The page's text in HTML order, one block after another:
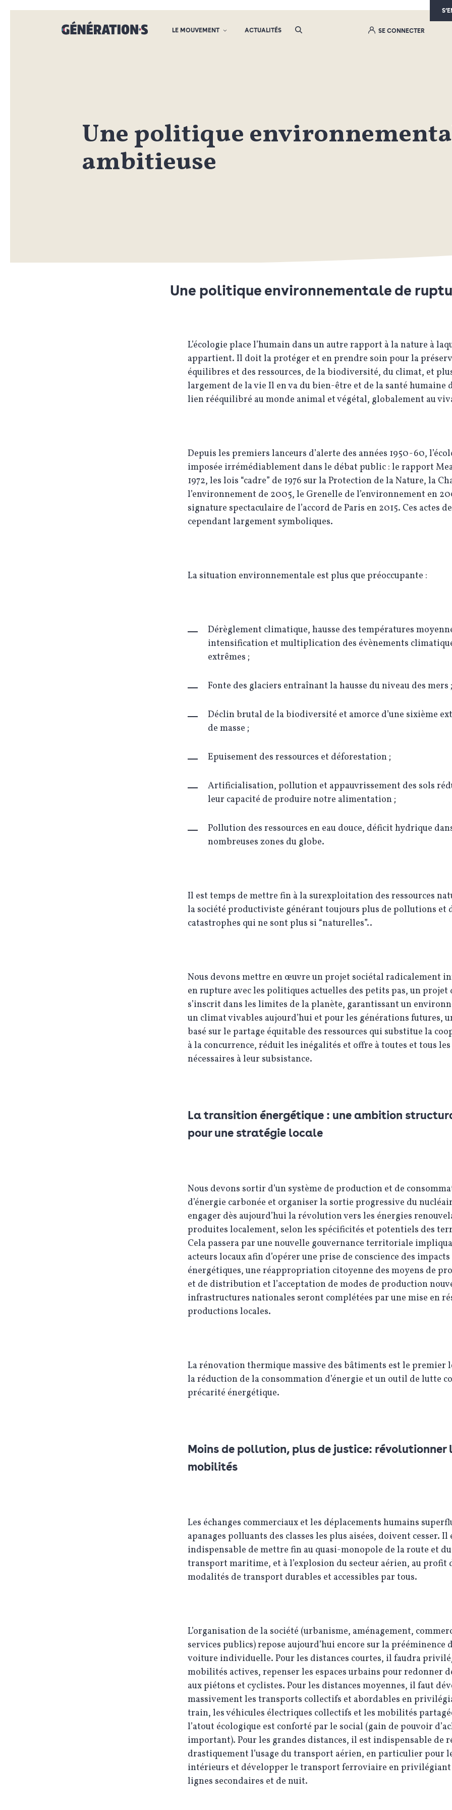
LE MOUVEMENT ACTUALITÉS SE CONNECTER
Une politique
ambitieuse
Une politique environnementale de
L’écologie place l’humain dans un autre rapport à la nature à
appartient. Il doit la protéger et en prendre soin pour la
équilibres et des ressources, de la biodiversité, du climat, et
largement de la vie Il en va du bien-être et de la santé humaine
lien rééquilibré au monde animal et végétal, globalement au
Depuis les premiers lanceurs d’alerte des années 1950-60,
imposée irrémédiablement dans le débat public : le rapport
1972, les lois “cadre” de 1976 sur la Protection de la Nature, la
l’environnement de 2005, le Grenelle de l’environnement en
signature spectaculaire de l’accord de Paris en 2015. Ces actes
cependant largement symboliques.
La situation environnementale est plus que préoccupante :
Dérèglement climatique, hausse des températures
intensification et multiplication des évènements
extrêmes ;
Fonte des glaciers entraînant la hausse du niveau des mers ;
Déclin brutal de la biodiversité et amorce d’une sixième
de masse ;
Epuisement des ressources et déforestation ;
Artificialisation, pollution et appauvrissement des sols
leur capacité de produire notre alimentation ;
Pollution des ressources en eau douce, déficit hydrique
nombreuses zones du globe.
Il est temps de ​mettre fin à la surexploitation des ressources
la société productiviste générant toujours plus de pollutions et
catastrophes qui ne sont plus si “naturelles”..
Nous devons mettre en œuvre un projet sociétal radicalement
en rupture avec les politiques actuelles des petits pas, un projet
s’inscrit dans les limites de la planète, garantissant un
un climat vivables aujourd’hui et pour les générations futures,
basé sur le partage équitable des ressources qui substitue la
à la concurrence, réduit les inégalités​ et offre à toutes et tous
nécessaires à leur subsistance.
La transition énergétique : une ambition
pour une stratégie locale
Nous devons sortir d’un système de production et de
d’énergie carbonée et organiser la sortie progressive du
engager dès aujourd’hui la révolution vers les énergies
produites localement, selon les spécificités et potentiels des
Cela passera par une nouvelle gouvernance territoriale
acteurs locaux afin d’opérer une prise de conscience des
énergétiques, une réappropriation citoyenne des moyens de
et de distribution et l’acceptation de modes de production
infrastructures nationales seront complétées par une mise en
productions locales.
La rénovation thermique massive des bâtiments est le premier
la réduction de la consommation d’énergie et un outil de lutte
précarité énergétique.
Moins de pollution, plus de justice: révolutionner
mobilités
Les échanges commerciaux et les déplacements humains
apanages polluants des classes les plus aisées, doivent cesser. Il
indispensable de mettre fin au quasi-monopole de la route et du
transport maritime, et à l’explosion du secteur aérien, au profit
modalités de transport durables et accessibles par tous.
L’organisation de la société (urbanisme, aménagement,
services publics) repose aujourd’hui encore sur la prééminence
voiture individuelle. Pour les distances courtes, il faudra
mobilités actives, repenser les espaces urbains pour redonner
aux piétons et cyclistes. Pour les distances moyennes, il faut
massivement les transports collectifs et abordables en
train, les véhicules électriques collectifs et les mobilités
l’atout écologique est conforté par le social (gain de pouvoir
important). Pour les grandes distances, il est indispensable de
drastiquement l’usage du transport aérien, en particulier pour
intérieurs et développer le transport ferroviaire en privilégiant
lignes secondaires et de nuit.